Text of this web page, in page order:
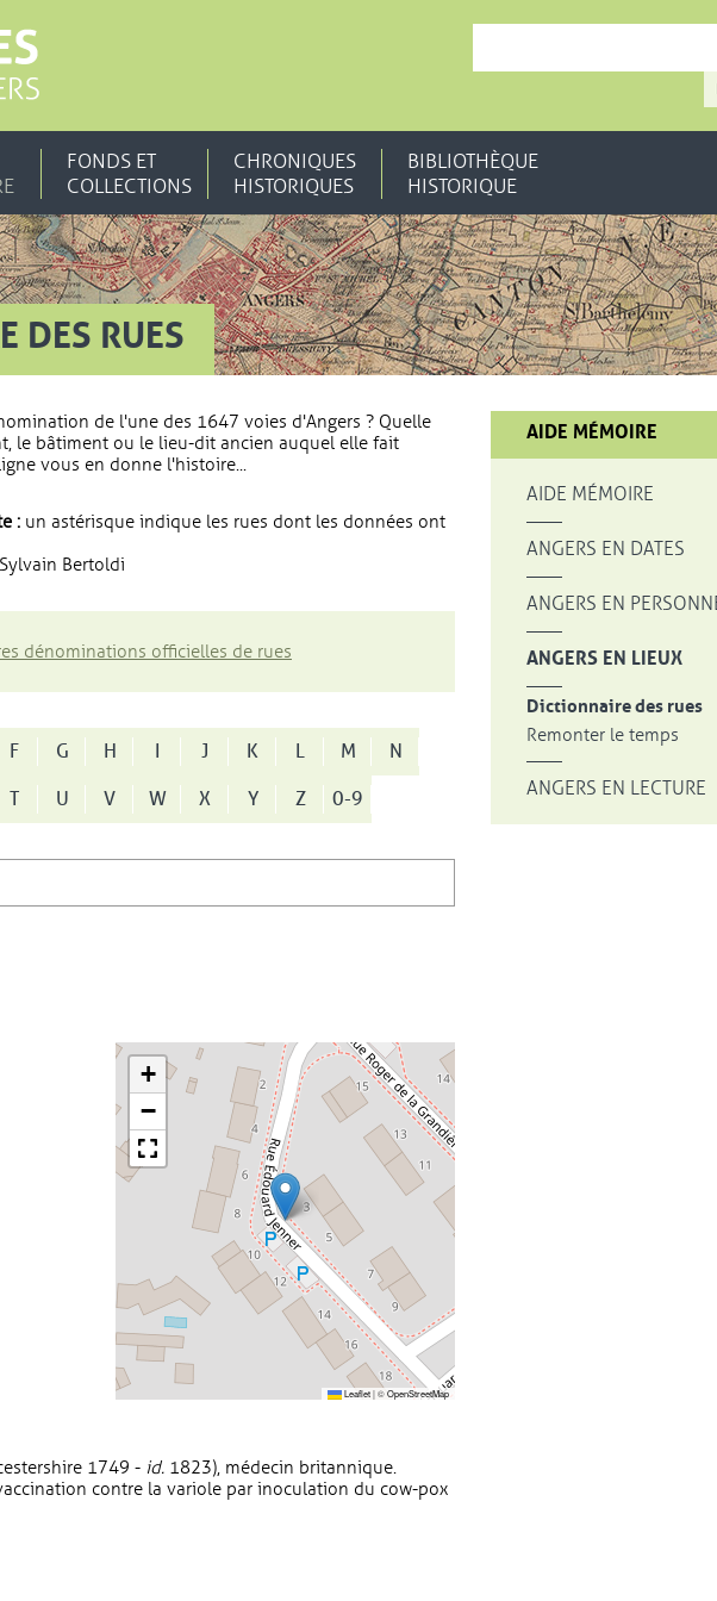
FONDS ET
COLLECTIONS
CHRONIQUES
HISTORIQUES
BIBLIOTHÈQUE
HISTORIQUE
DES RUES
de l'une des 1647 voies d'Angers ? Quelle
le bâtiment ou le lieu-dit ancien auquel elle fait
vous en donne l'histoire...
: un astérisque indique les rues dont les données ont
Bertoldi
dénominations officielles de rues
F G H I J K L M
N
T U V W X Y Z 0-9
+
−
Leaflet|©OpenStreetMap
1749 - id. 1823), médecin britannique.
contre la variole par inoculation du cow-pox
AIDE MÉMOIRE
AIDE MÉMOIRE
ANGERS EN DATES
ANGERS EN
ANGERS EN LIEUX
Dictionnaire des rues
Remonter le temps
ANGERS EN LECTURE